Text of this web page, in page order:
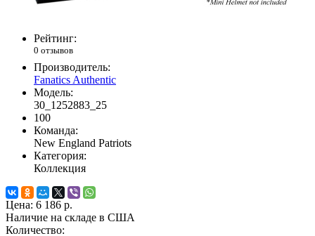
Рейтинг:
0 отзывов
Производитель:
Fanatics Authentic
Модель:
30_1252883_25
100
Команда:
New England Patriots
Категория:
Коллекция
Цена: 6 186 р.
Наличие на складе в США
Количество: